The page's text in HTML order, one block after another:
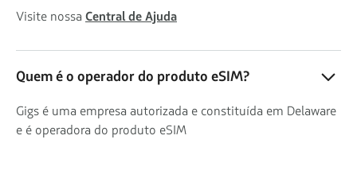
Visite nossa Central de Ajuda
Quem é o operador do produto eSIM?
Gigs é uma empresa autorizada e constituída em Delaware
e é operadora do produto eSIM